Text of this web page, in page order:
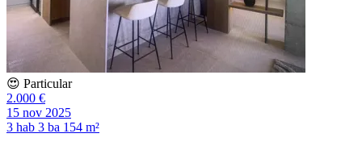
😍 Particular
2.000 €
15 nov 2025
3 hab 3 ba 154 m²